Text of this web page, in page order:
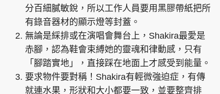
分百細膩敏銳，所以工作人員要用黑膠帶紙把所
有錄音器材的顯示燈等封蓋。
無論是綵排或在演唱會舞台上，Shakira最愛是
赤腳，認為鞋會束縛她的靈魂和律動感，只有
「腳踏實地」，直接踩在地面上才感受到能量。
要求物件要對稱！Shakira有輕微強迫症，有傳
就連水果，形狀和大小都要一致，並要整齊排